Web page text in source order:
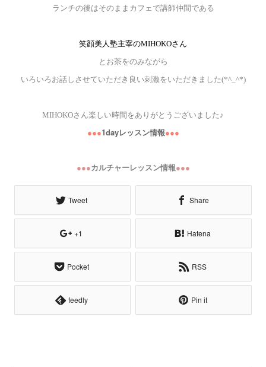
ランチの後はそのままカフェで講師仲間である
笑顔美人塾主宰のMIHOKOさん
とお茶をのみながら
いろいろお話しさせていただき良い刺激をいただきました(*^_^*)
MIHOKOさん楽しい時間をありがとうございました♪
●●●1dayレッスン情報●●●
●●●カルチャーレッスン情報●●●
Tweet Share
+1 Hatena
Pocket RSS
feedly Pin it